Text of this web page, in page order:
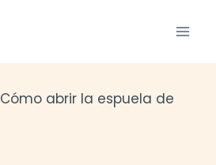
Cómo abrir la espuela de